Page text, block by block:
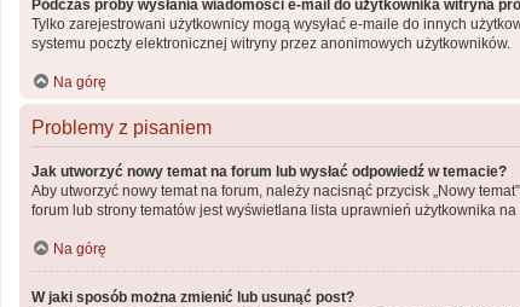
Podczas próby wysłania wiadomości e-mail do użytkownika witryna
Tylko zarejestrowani użytkownicy mogą wysyłać e-maile do innych
systemu poczty elektronicznej witryny przez anonimowych użytkowników.
Na górę
Problemy z pisaniem
Jak utworzyć nowy temat na forum lub wysłać odpowiedź w temacie?
Aby utworzyć nowy temat na forum, należy nacisnąć przycisk „Nowy
forum lub strony tematów jest wyświetlana lista uprawnień użytkownika
Na górę
W jaki sposób można zmienić lub usunąć post?